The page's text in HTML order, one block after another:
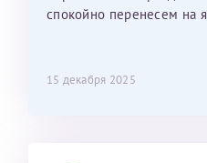
спокойно перенесем на
15 декабря 2025